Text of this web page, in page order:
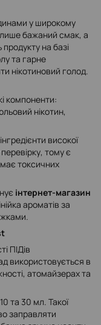
у широкому
бажаний смак, а
на базі
та гарне
нікотиновий голод.
компоненти:
нікотин,
високої
тому є
токсичних
інтернет-магазин
ароматів за
ПІДів
використовується в
атомайзерах та
та 30 мл. Такої
заправляти